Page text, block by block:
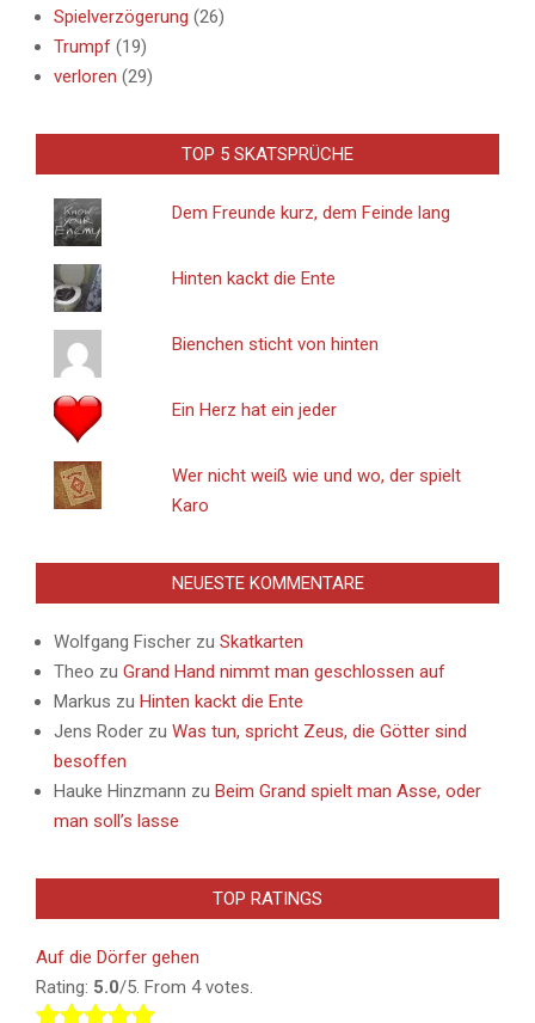
Spielverzögerung (26)
Trumpf (19)
verloren (29)
TOP 5 SKATSPRÜCHE
Dem Freunde kurz, dem Feinde lang
Hinten kackt die Ente
Bienchen sticht von hinten
Ein Herz hat ein jeder
Wer nicht weiß wie und wo, der spielt
Karo
NEUESTE KOMMENTARE
Wolfgang Fischer zu Skatkarten
Theo zu Grand Hand nimmt man geschlossen auf
Markus zu Hinten kackt die Ente
Jens Roder zu Was tun, spricht Zeus, die Götter sind
besoffen
Hauke Hinzmann zu Beim Grand spielt man Asse, oder
man soll’s lasse
TOP RATINGS
Auf die Dörfer gehen
Rating: 5.0/5. From 4 votes.